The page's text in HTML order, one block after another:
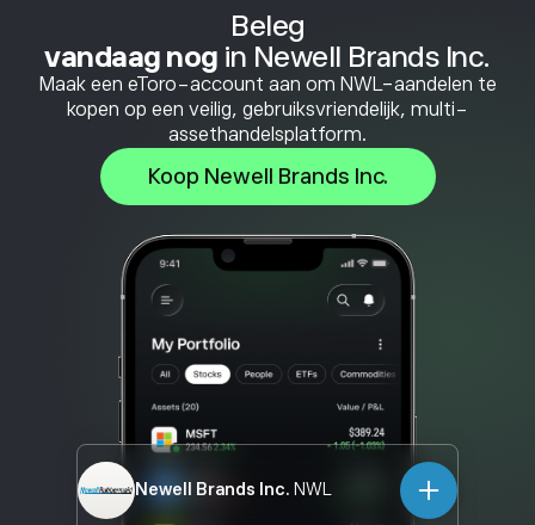
Beleg
vandaag nog in Newell Brands Inc.
Maak een eToro-account aan om NWL-aandelen te
kopen op een veilig, gebruiksvriendelijk, multi-
assethandelsplatform.
Koop Newell Brands Inc.
Newell Brands Inc. NWL